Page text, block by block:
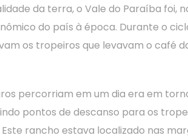
da terra, o Vale do Paraíba foi,
do país à época. Durante o
os tropeiros que levavam o café
percorriam em um dia era em
pontos de descanso para os
rancho estava localizado nas